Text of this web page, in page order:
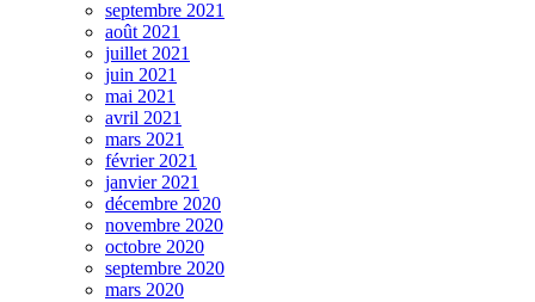
septembre 2021
août 2021
juillet 2021
juin 2021
mai 2021
avril 2021
mars 2021
février 2021
janvier 2021
décembre 2020
novembre 2020
octobre 2020
septembre 2020
mars 2020